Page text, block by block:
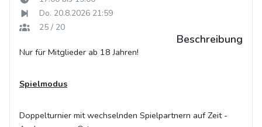
Do. 20.8.2026 21:59
25 / 20
Beschreibung
Nur für Mitglieder ab 18 Jahren!
Spielmodus
Doppelturnier mit wechselnden Spielpartnern auf Zeit -